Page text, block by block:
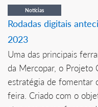
Notícias
Rodadas digitais
2023
Uma das principais
da Mercopar, o Projeto
estratégia de fomentar
feira. Criado com o